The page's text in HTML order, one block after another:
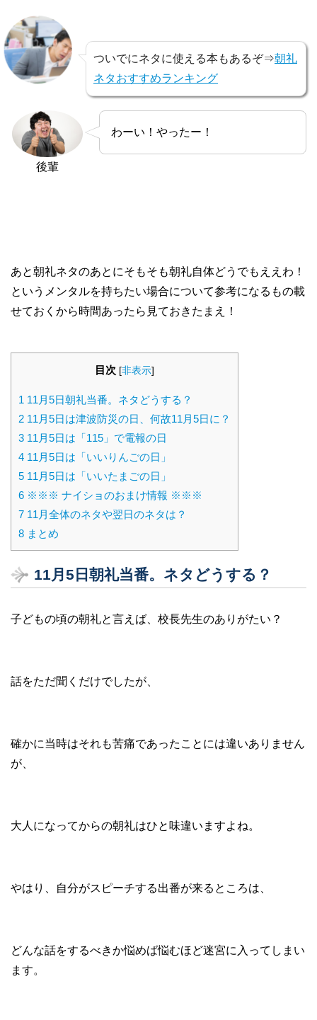
ついでにネタに使える本もあるぞ⇒朝礼
ネタおすすめランキング
後輩
わーい！やったー！
あと朝礼ネタのあとにそもそも朝礼自体どうでもええわ！
というメンタルを持ちたい場合について参考になるもの載
せておくから時間あったら見ておきたまえ！
目次 [非表示]
1 11月5日朝礼当番。ネタどうする？
2 11月5日は津波防災の日、何故11月5日に？
3 11月5日は「115」で電報の日
4 11月5日は「いいりんごの日」
5 11月5日は「いいたまごの日」
6 ※※※ ナイショのおまけ情報 ※※※
7 11月全体のネタや翌日のネタは？
8 まとめ
11月5日朝礼当番。ネタどうする？
子どもの頃の朝礼と言えば、校長先生のありがたい？
話をただ聞くだけでしたが、
確かに当時はそれも苦痛であったことには違いありません
が、
大人になってからの朝礼はひと味違いますよね。
やはり、自分がスピーチする出番が来るところは、
どんな話をするべきか悩めば悩むほど迷宮に入ってしまい
ます。